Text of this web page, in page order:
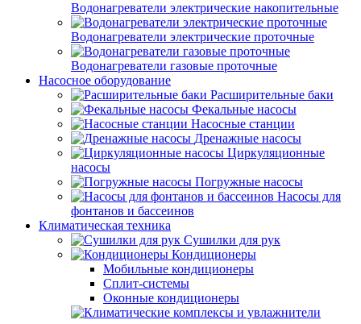
Водонагреватели электрические накопительные
Водонагреватели электрические проточные
Водонагреватели газовые проточные
Насосное оборудование
Расширительные баки
Фекальные насосы
Насосные станции
Дренажные насосы
Циркуляционные
насосы
Погружные насосы
Насосы для
фонтанов и бассеинов
Климатическая техника
Сушилки для рук
Кондиционеры
Мобильные кондиционеры
Сплит-системы
Оконные кондиционеры